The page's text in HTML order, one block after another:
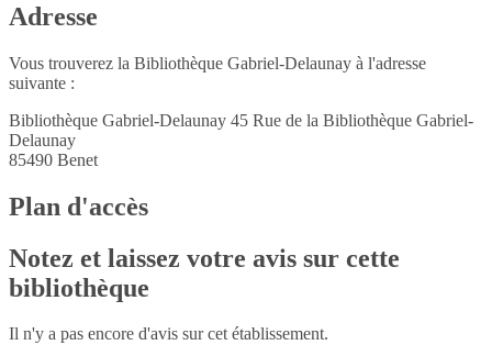
Adresse
Vous trouverez la Bibliothèque Gabriel-Delaunay à l'adresse
suivante :
Bibliothèque Gabriel-Delaunay 45 Rue de la Bibliothèque Gabriel-
Delaunay
85490 Benet
Plan d'accès
Notez et laissez votre avis sur cette
bibliothèque
Il n'y a pas encore d'avis sur cet établissement.